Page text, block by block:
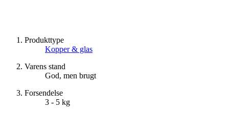
Produkttype
Kopper & glas
Varens stand
God, men brugt
Forsendelse
3 - 5 kg